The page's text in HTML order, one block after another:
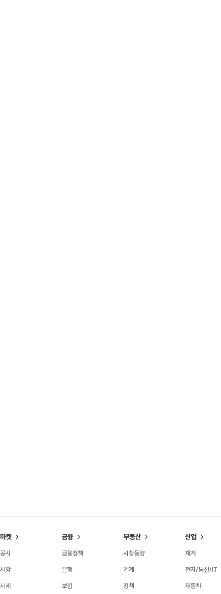
마켓
공시
시황
시세
금융
금융정책
은행
보험
부동산
시장동향
업계
정책
산업
재계
전자/통신/IT
자동차